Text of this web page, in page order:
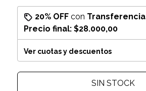
20% OFFcon Transferencia
Precio final: $28.000,00
Ver cuotas y descuentos
SIN STOCK